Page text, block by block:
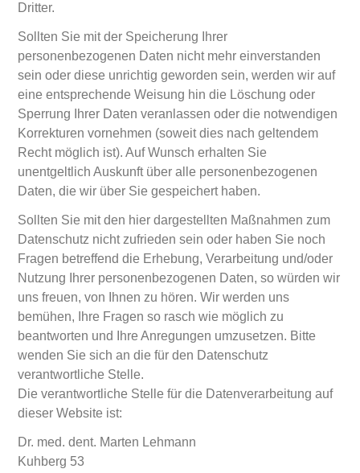
Dritter.
Sollten Sie mit der Speicherung Ihrer
personenbezogenen Daten nicht mehr einverstanden
sein oder diese unrichtig geworden sein, werden wir auf
eine entsprechende Weisung hin die Löschung oder
Sperrung Ihrer Daten veranlassen oder die notwendigen
Korrekturen vornehmen (soweit dies nach geltendem
Recht möglich ist). Auf Wunsch erhalten Sie
unentgeltlich Auskunft über alle personenbezogenen
Daten, die wir über Sie gespeichert haben.
Sollten Sie mit den hier dargestellten Maßnahmen zum
Datenschutz nicht zufrieden sein oder haben Sie noch
Fragen betreffend die Erhebung, Verarbeitung und/oder
Nutzung Ihrer personenbezogenen Daten, so würden wir
uns freuen, von Ihnen zu hören. Wir werden uns
bemühen, Ihre Fragen so rasch wie möglich zu
beantworten und Ihre Anregungen umzusetzen. Bitte
wenden Sie sich an die für den Datenschutz
verantwortliche Stelle.
Die verantwortliche Stelle für die Datenverarbeitung auf
dieser Website ist:
Dr. med. dent. Marten Lehmann
Kuhberg 53